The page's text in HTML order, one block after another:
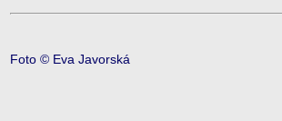
Foto © Eva Javorská